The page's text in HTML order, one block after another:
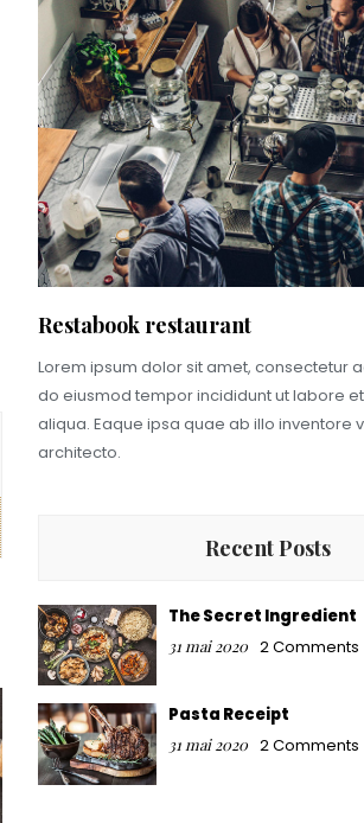
Restabook restaurant
Lorem ipsum dolor sit amet, consectetur
do eiusmod tempor incididunt ut labore
aliqua. Eaque ipsa quae ab illo inventore
architecto.
Recent Posts
The Secret Ingredient
31 mai 2020 2 Comments
Pasta Receipt
31 mai 2020 2 Comments